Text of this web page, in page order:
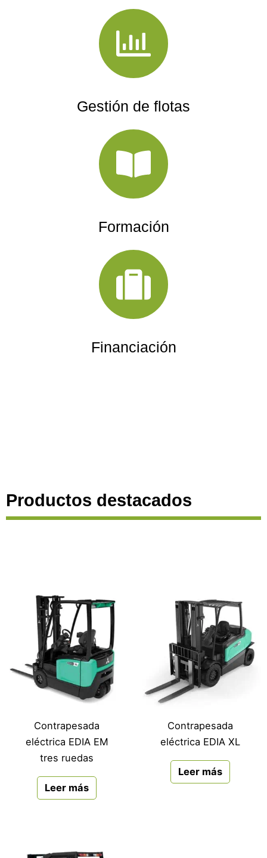
Gestión de flotas
Formación
Financiación
Productos destacados
Contrapesada
eléctrica EDIA EM
tres ruedas
Leer más
Contrapesada
eléctrica EDIA XL
Leer más